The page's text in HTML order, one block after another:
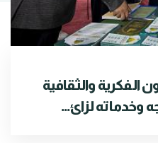
الفكرية والثقافية
وخدماته لزائ...